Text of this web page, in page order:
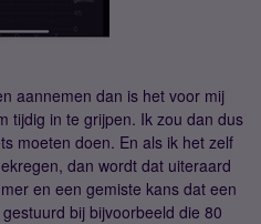
aannemen dan is het voor mij
tijdig in te grijpen. Ik zou dan dus
moeten doen. En als ik het zelf
dan wordt dat uiteraard
en een gemiste kans dat een
bij bijvoorbeeld die 80